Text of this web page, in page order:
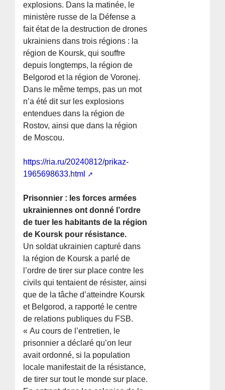
explosions. Dans la matinée, le
ministère russe de la Défense a
fait état de la destruction de drones
ukrainiens dans trois régions : la
région de Koursk, qui souffre
depuis longtemps, la région de
Belgorod et la région de Voronej.
Dans le même temps, pas un mot
n’a été dit sur les explosions
entendues dans la région de
Rostov, ainsi que dans la région
de Moscou.
https://ria.ru/20240812/prikaz-
1965698633.html
Prisonnier : les forces armées
ukrainiennes ont donné l’ordre
de tuer les habitants de la région
de Koursk pour résistance.
Un soldat ukrainien capturé dans
la région de Koursk a parlé de
l’ordre de tirer sur place contre les
civils qui tentaient de résister, ainsi
que de la tâche d’atteindre Koursk
et Belgorod, a rapporté le centre
de relations publiques du FSB.
« Au cours de l’entretien, le
prisonnier a déclaré qu’on leur
avait ordonné, si la population
locale manifestait de la résistance,
de tirer sur tout le monde sur place.